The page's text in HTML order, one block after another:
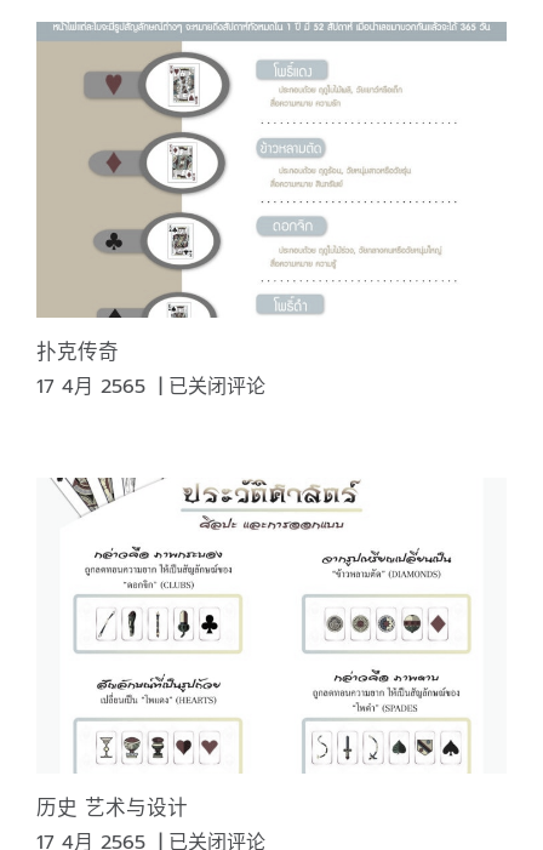
存
胶
印
油
墨？
扑克传奇
17 4月 2565 | 扑
已关闭评论
历史 艺术与设计
17 4月 2565 历
已关闭评论